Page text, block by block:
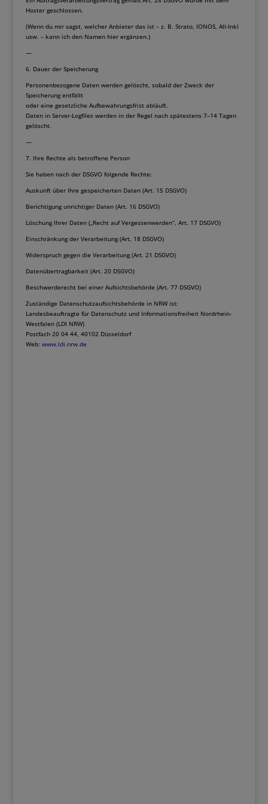
Hoster geschlossen.
(Wenn du mir sagst, welcher Anbieter das ist – z. B. Strato, IONOS, All-Inkl
usw. – kann ich den Namen hier ergänzen.)
—
6. Dauer der Speicherung
Personenbezogene Daten werden gelöscht, sobald der Zweck der
Speicherung entfällt
oder eine gesetzliche Aufbewahrungsfrist abläuft.
Daten in Server-Logfiles werden in der Regel nach spätestens 7–14 Tagen
gelöscht.
—
7. Ihre Rechte als betroffene Person
Sie haben nach der DSGVO folgende Rechte:
Auskunft über Ihre gespeicherten Daten (Art. 15 DSGVO)
Berichtigung unrichtiger Daten (Art. 16 DSGVO)
Löschung Ihrer Daten („Recht auf Vergessenwerden“, Art. 17 DSGVO)
Einschränkung der Verarbeitung (Art. 18 DSGVO)
Widerspruch gegen die Verarbeitung (Art. 21 DSGVO)
Datenübertragbarkeit (Art. 20 DSGVO)
Beschwerderecht bei einer Aufsichtsbehörde (Art. 77 DSGVO)
Zuständige Datenschutzaufsichtsbehörde in NRW ist:
Landesbeauftragte für Datenschutz und Informationsfreiheit Nordrhein-
Westfalen (LDI NRW)
Postfach 20 04 44, 40102 Düsseldorf
Web: www.ldi.nrw.de